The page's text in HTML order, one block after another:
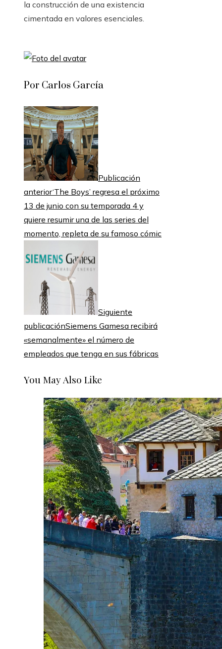
la construcción de una existencia
cimentada en valores esenciales.
Por Carlos García
Publicación
anterior‘The Boys’ regresa el próximo
13 de junio con su temporada 4 y
quiere resumir una de las series del
momento, repleta de su famoso cómic
Siguiente
publicaciónSiemens Gamesa recibirá
«semanalmente» el número de
empleados que tenga en sus fábricas
You May Also Like